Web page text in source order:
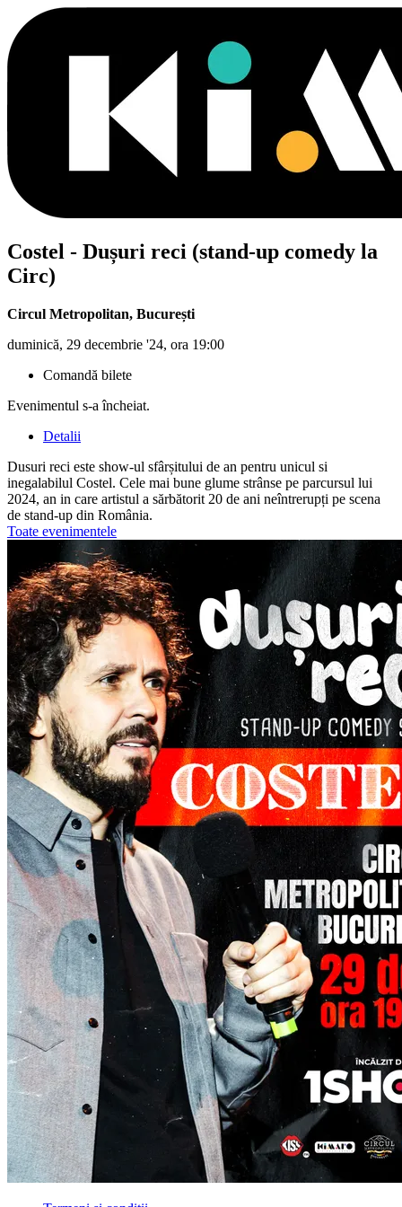
Costel - Dușuri reci (stand-up comedy la
Circ)
Circul Metropolitan, București
duminică, 29 decembrie '24, ora 19:00
Comandă bilete
Evenimentul s-a încheiat.
Detalii
Dusuri reci este show-ul sfârșitului de an pentru unicul si
inegalabilul Costel. Cele mai bune glume strânse pe parcursul lui
2024, an in care artistul a sărbătorit 20 de ani neîntrerupți pe scena
de stand-up din România.
Toate evenimentele